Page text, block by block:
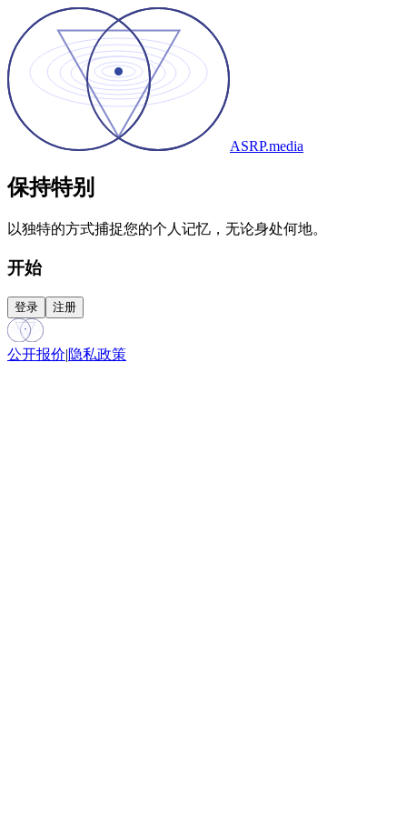
ASRP.media
保持特别
以独特的方式捕捉您的个人记忆，无论身处何地。
开始
登录 注册
公开报价|隐私政策